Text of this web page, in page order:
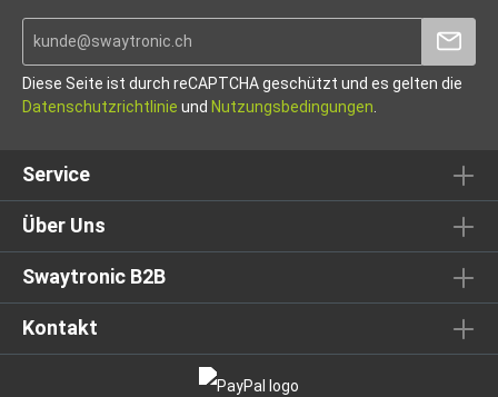
Diese Seite ist durch reCAPTCHA geschützt und es gelten die
Datenschutzrichtlinie und Nutzungsbedingungen
Service
Über Uns
Swaytronic B2B
Kontakt